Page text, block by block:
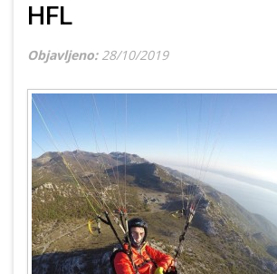
HFL
Objavljeno: 28/10/2019